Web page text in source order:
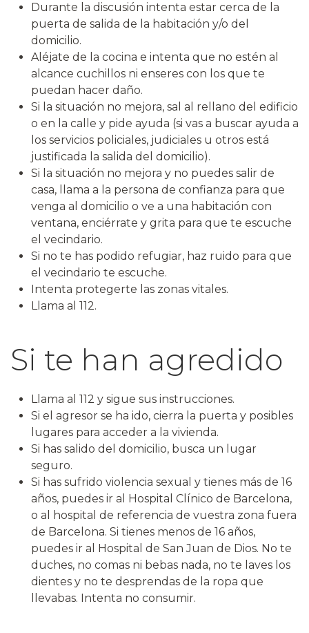
Durante la discusión intenta estar cerca de la
puerta de salida de la habitación y/o del
domicilio.
Aléjate de la cocina e intenta que no estén al
alcance cuchillos ni enseres con los que te
puedan hacer daño.
Si la situación no mejora, sal al rellano del edificio
o en la calle y pide ayuda (si vas a buscar ayuda a
los servicios policiales, judiciales u otros está
justificada la salida del domicilio).
Si la situación no mejora y no puedes salir de
casa, llama a la persona de confianza para que
venga al domicilio o ve a una habitación con
ventana, enciérrate y grita para que te escuche
el vecindario.
Si no te has podido refugiar, haz ruido para que
el vecindario te escuche.
Intenta protegerte las zonas vitales.
Llama al 112.
Si te han agredido
Llama al 112 y sigue sus instrucciones.
Si el agresor se ha ido, cierra la puerta y posibles
lugares para acceder a la vivienda.
Si has salido del domicilio, busca un lugar
seguro.
Si has sufrido violencia sexual y tienes más de 16
años, puedes ir al Hospital Clínico de Barcelona,
o al hospital de referencia de vuestra zona fuera
de Barcelona. Si tienes menos de 16 años,
puedes ir al Hospital de San Juan de Dios. No te
duches, no comas ni bebas nada, no te laves los
dientes y no te desprendas de la ropa que
llevabas. Intenta no consumir.